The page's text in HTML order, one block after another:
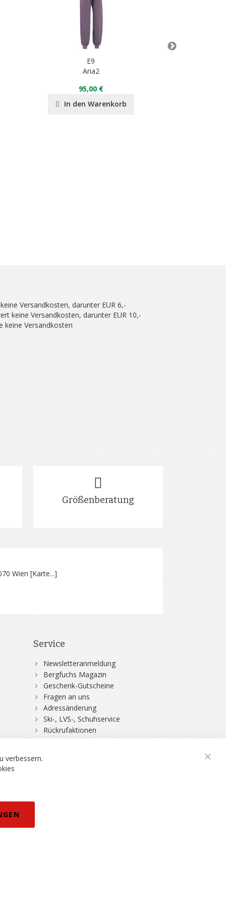
E9
Aria2
95,00 €
In den Warenkorb
Versandkosten, darunter EUR 6,-
keine Versandkosten, darunter EUR 10,-
Versandkosten
Größenberatung
Wien [Karte...]
Service
Newsletteranmeldung
Bergfuchs Magazin
Geschenk-Gutscheine
Fragen an uns
Adressänderung
Ski-, LVS-, Schuhservice
Rückrufaktionen
DSV-Skiversicherung
vorbehalten.
verbessern.